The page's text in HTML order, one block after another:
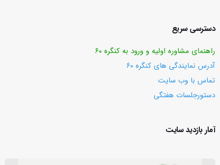
دسترسی سریع
راهنمای مشاوره اولیه و ورود به کنگره ۶۰
آدرس نمایندگی های کنگره ۶۰
تماس با وب ‌سایت
دستورجلسات هفتگی
آمار بازدید سایت